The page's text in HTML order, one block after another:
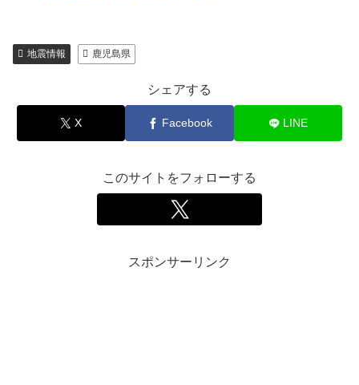
地震情報 鹿児島県
シェアする
X Facebook LINE
このサイトをフォローする
スポンサーリンク